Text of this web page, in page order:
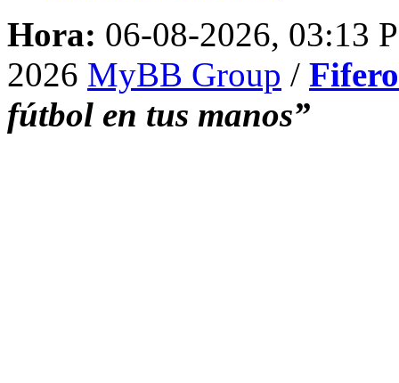
Hora: 06-08-2026, 03:13
2026 MyBB Group /
fútbol en tus manos”